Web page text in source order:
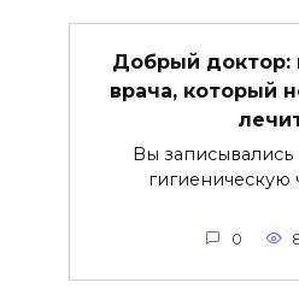
Добрый доктор:
врача, который
Вы
гигиеническую
0